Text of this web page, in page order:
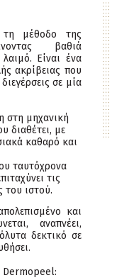
τη μέθοδο της
βαθιά
Είναι ένα
ακρίβειας που
σε μία
στη μηχανική
διαθέτει, με
καθαρό και
ταυτόχρονα
τις
του ιστού.
και
αναπνέει,
δεκτικό σε
Dermopeel: